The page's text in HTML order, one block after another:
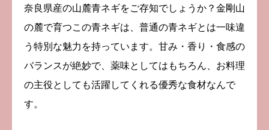
奈良県産の山麓青ネギをご存知でしょうか？金剛山
の麓で育つこの青ネギは、普通の青ネギとは一味違
う特別な魅力を持っています。甘み・香り・食感の
バランスが絶妙で、薬味としてはもちろん、お料理
の主役としても活躍してくれる優秀な食材なんで
す。
お問い合わせ